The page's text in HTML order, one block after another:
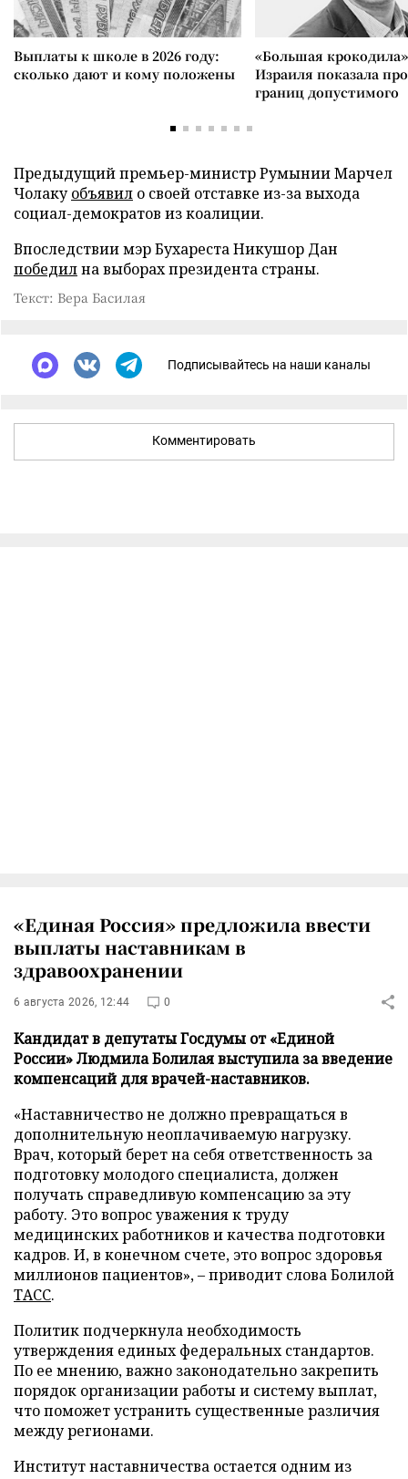
Выплаты к школе в 2026 году:
сколько дают и кому положены
«Большая
Израиля показала
границ допустимого
Предыдущий премьер-министр Румынии Марчел
Чолакуобъявил о своей отставке из-за выхода
социал-демократов из коалиции.
Впоследствии мэр Бухареста Никушор Дан
победилна выборах президента страны.
Текст: Вера Басилая
Подписывайтесь на наши каналы
Комментировать
«Единая Россия» предложила ввести
выплаты наставникам в
здравоохранении
6 августа 2026, 12:44 0
Кандидат в депутаты Госдумы от «Единой
России» Людмила Болилая выступила за введение
компенсаций для врачей-наставников.
«Наставничество не должно превращаться в
дополнительную неоплачиваемую нагрузку.
Врач, который берет на себя ответственность за
подготовку молодого специалиста, должен
получать справедливую компенсацию за эту
работу. Это вопрос уважения к труду
медицинских работников и качества подготовки
кадров. И, в конечном счете, это вопрос здоровья
миллионов пациентов», – приводит слова Болилой
ТАСС.
Политик подчеркнула необходимость
утверждения единых федеральных стандартов.
По ее мнению, важно законодательно закрепить
порядок организации работы и систему выплат,
что поможет устранить существенные различия
между регионами.
Институт наставничества остается одним из